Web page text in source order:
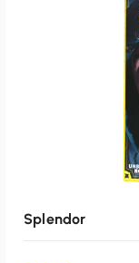
Splendor